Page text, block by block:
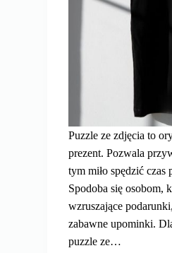
Puzzle ze zdjęcia to
prezent. Pozwala
tym miło spędzić czas
Spodoba się osobom,
wzruszające
zabawne upominki.
puzzle ze…